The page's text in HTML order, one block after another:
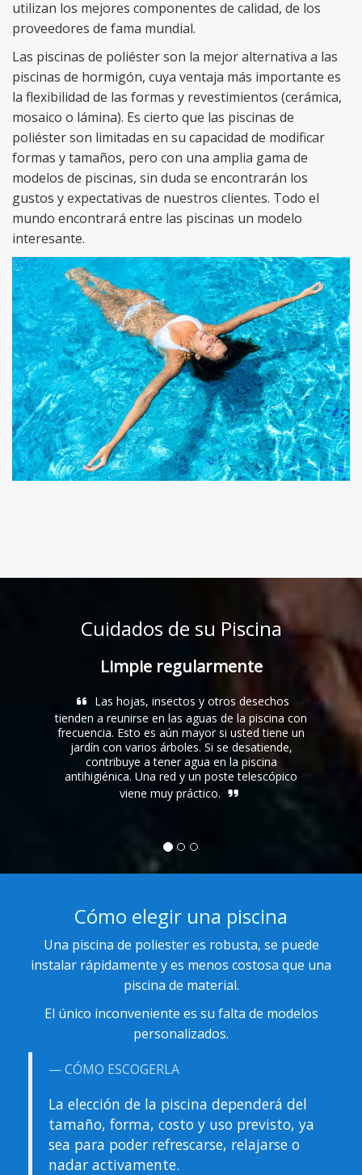
utilizan los mejores componentes de calidad, de los
proveedores de fama mundial.
Las piscinas de poliéster son la mejor alternativa a las
piscinas de hormigón, cuya ventaja más importante es
la flexibilidad de las formas y revestimientos (cerámica,
mosaico o lámina). Es cierto que las piscinas de
poliéster son limitadas en su capacidad de modificar
formas y tamaños, pero con una amplia gama de
modelos de piscinas, sin duda se encontrarán los
gustos y expectativas de nuestros clientes. Todo el
mundo encontrará entre las piscinas un modelo
interesante.
Cuidados de su Piscina
Limpie regularmente
Las hojas, insectos y otros desechos
tienden a reunirse en las aguas de la piscina con
frecuencia. Esto es aún mayor si usted tiene un
jardín con varios árboles. Si se desatiende,
contribuye a tener agua en la piscina
antihigiénica. Una red y un poste telescópico
viene muy práctico.
que
Cómo elegir una piscina
Una piscina de poliester es robusta, se puede
instalar rápidamente y es menos costosa que una
piscina de material.
El único inconveniente es su falta de modelos
personalizados.
CÓMO ESCOGERLA
La elección de la piscina dependerá del
tamaño, forma, costo y uso previsto, ya
sea para poder refrescarse, relajarse o
nadar activamente.